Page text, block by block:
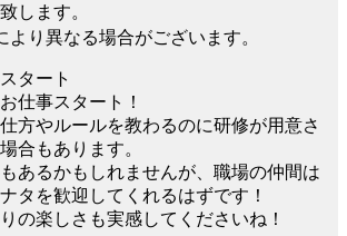
します。
より異なる場合がございます。
タート
仕事スタート！
方やルールを教わるのに研修が用意さ
合もあります。
あるかもしれませんが、職場の仲間は
タを歓迎してくれるはずです！
の楽しさも実感してくださいね！